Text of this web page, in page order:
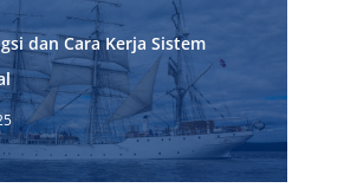
dan Cara Kerja Sistem